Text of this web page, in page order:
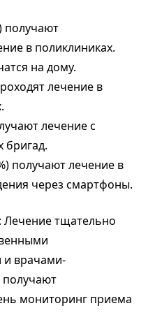
получают
в поликлиниках.
на дому.
лечение в
лечение с
получают лечение в
через смартфоны.
Лечение тщательно
и врачами-
мониторинг приема